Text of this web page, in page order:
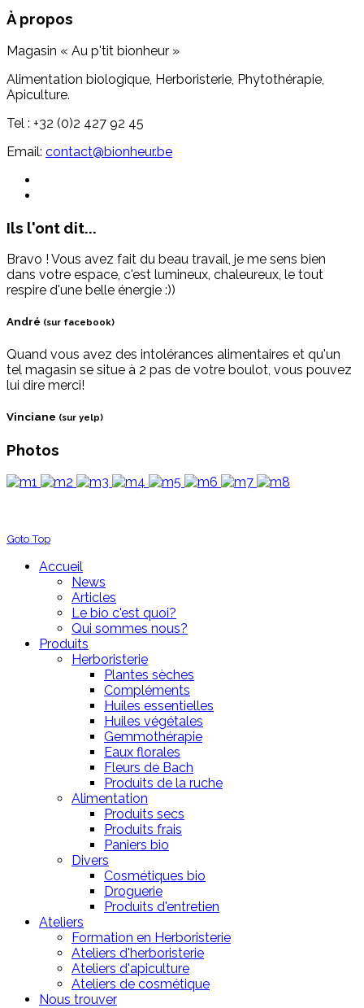
À propos
Magasin « Au p'tit bionheur »
Alimentation biologique, Herboristerie, Phytothérapie,
Apiculture.
Tel : +32 (0)2 427 92 45
Email: contact@bionheur.be
Ils l'ont dit...
Bravo ! Vous avez fait du beau travail, je me sens bien
dans votre espace, c'est lumineux, chaleureux, le tout
respire d'une belle énergie :))
André (sur facebook)
Quand vous avez des intolérances alimentaires et qu'un
tel magasin se situe à 2 pas de votre boulot, vous pouvez
lui dire merci!
Vinciane (sur yelp)
Photos
Goto Top
Accueil
News
Articles
Le bio c'est quoi?
Qui sommes nous?
Produits
Herboristerie
Plantes sèches
Compléments
Huiles essentielles
Huiles végétales
Gemmothérapie
Eaux florales
Fleurs de Bach
Produits de la ruche
Alimentation
Produits secs
Produits frais
Paniers bio
Divers
Cosmétiques bio
Droguerie
Produits d'entretien
Ateliers
Formation en Herboristerie
Ateliers d'herboristerie
Ateliers d'apiculture
Ateliers de cosmétique
Nous trouver